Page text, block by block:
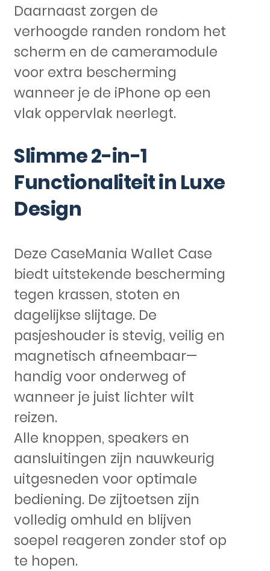
Daarnaast zorgen de
verhoogde randen rondom het
scherm en de cameramodule
voor extra bescherming
wanneer je de iPhone op een
vlak oppervlak neerlegt.
Slimme 2-in-1
Functionaliteit in Luxe
Design
Deze CaseMania Wallet Case
biedt uitstekende bescherming
tegen krassen, stoten en
dagelijkse slijtage. De
pasjeshouder is stevig, veilig en
magnetisch afneembaar—
handig voor onderweg of
wanneer je juist lichter wilt
reizen.
Alle knoppen, speakers en
aansluitingen zijn nauwkeurig
uitgesneden voor optimale
bediening. De zijtoetsen zijn
volledig omhuld en blijven
soepel reageren zonder stof op
te hopen.